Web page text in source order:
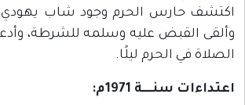
اكتشف حارس الحرم وجود شاب يهودي
وألقى القبض عليه وسلمه للشرطة،
الصلاة في الحرم ليلًا.
اعتداءات سنــــة 1971م: